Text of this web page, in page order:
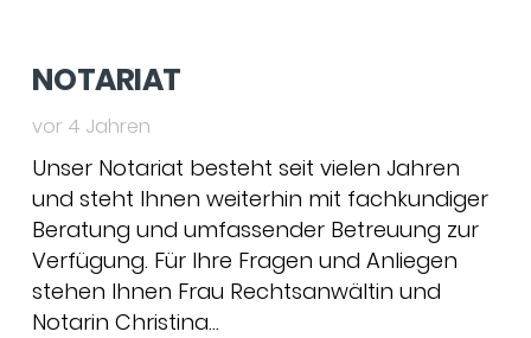
NOTARIAT
vor 4 Jahren
Unser Notariat besteht seit vielen Jahren
und steht Ihnen weiterhin mit fachkundiger
Beratung und umfassender Betreuung zur
Verfügung. Für Ihre Fragen und Anliegen
stehen Ihnen Frau Rechtsanwältin und
Notarin Christina…